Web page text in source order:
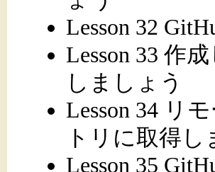
Lesson 32
Lesson 33 作
しましょう
Lesson 34 リ
トリに取得し
Lesson 35